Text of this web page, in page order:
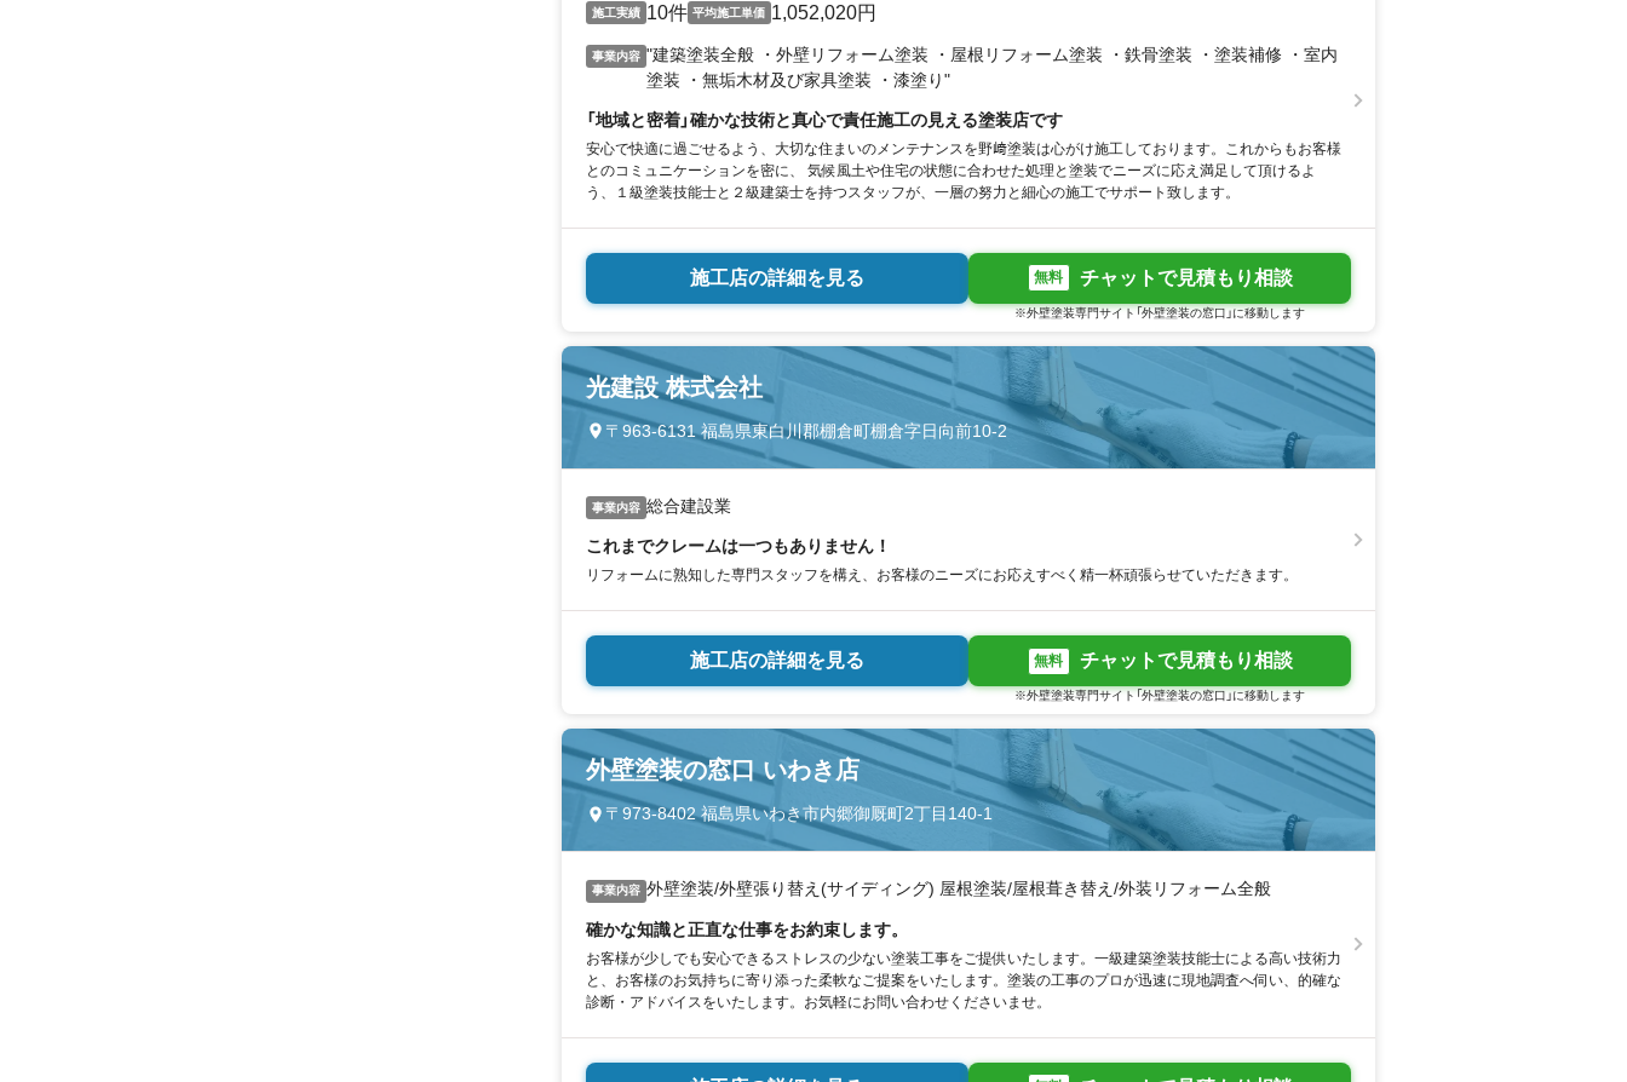
施工実績 10件 平均施工単価 1,052,020円
事業内容 "建築塗装全般 ・外壁リフォーム塗装 ・屋根リフォーム塗装 ・鉄骨塗装 ・塗装補修 ・室内
塗装 ・無垢木材及び家具塗装 ・漆塗り"
「地域と密着」確かな技術と真心で責任施工の見える塗装店です
安心で快適に過ごせるよう、大切な住まいのメンテナンスを野﨑塗装は心がけ施工しております。これからもお客様
とのコミュニケーションを密に、 気候風土や住宅の状態に合わせた処理と塗装でニーズに応え満足して頂けるよ
う、１級塗装技能士と２級建築士を持つスタッフが、一層の努力と細心の施工でサポート致します。
施工店の詳細を見る 無料 チャットで見積もり相談
※外壁塗装専門サイト「外壁塗装の窓口」に移動します
光建設 株式会社
〒963-6131 福島県東白川郡棚倉町棚倉字日向前10-2
事業内容 総合建設業
これまでクレームは一つもありません！
リフォームに熟知した専門スタッフを構え、お客様のニーズにお応えすべく精一杯頑張らせていただきます。
施工店の詳細を見る 無料 チャットで見積もり相談
※外壁塗装専門サイト「外壁塗装の窓口」に移動します
外壁塗装の窓口 いわき店
〒973-8402 福島県いわき市内郷御厩町2丁目140-1
事業内容 外壁塗装/外壁張り替え(サイディング) 屋根塗装/屋根葺き替え/外装リフォーム全般
確かな知識と正直な仕事をお約束します。
お客様が少しでも安心できるストレスの少ない塗装工事をご提供いたします。一級建築塗装技能士による高い技術力
と、お客様のお気持ちに寄り添った柔軟なご提案をいたします。塗装の工事のプロが迅速に現地調査へ伺い、的確な
診断・アドバイスをいたします。お気軽にお問い合わせくださいませ。